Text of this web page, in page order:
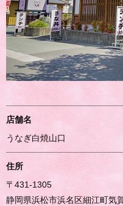
店舗名
うなぎ白焼山口
住所
〒431-1305
静岡県浜松市浜名区細江町気